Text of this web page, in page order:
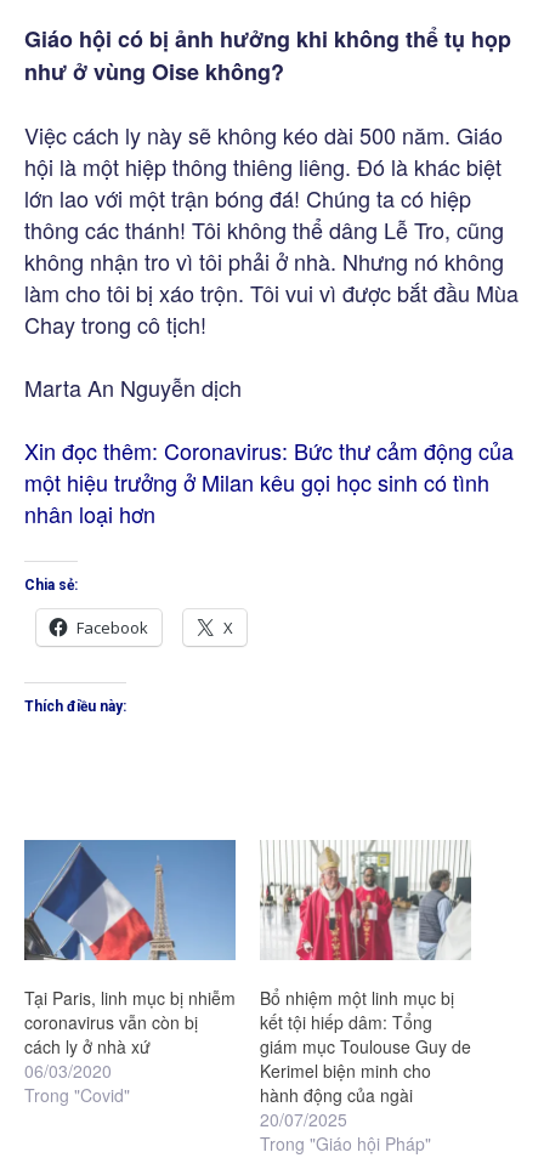
Giáo hội có bị ảnh hưởng khi không thể tụ họp
như ở vùng Oise không?
Việc cách ly này sẽ không kéo dài 500 năm. Giáo
hội là một hiệp thông thiêng liêng. Đó là khác biệt
lớn lao với một trận bóng đá! Chúng ta có hiệp
thông các thánh! Tôi không thể dâng Lễ Tro, cũng
không nhận tro vì tôi phải ở nhà. Nhưng nó không
làm cho tôi bị xáo trộn. Tôi vui vì được bắt đầu Mùa
Chay trong cô tịch!
Marta An Nguyễn dịch
Xin đọc thêm: Coronavirus: Bức thư cảm động của
một hiệu trưởng ở Milan kêu gọi học sinh có tình
nhân loại hơn
Chia sẻ:
Facebook X
Thích điều này:
Tại Paris, linh mục bị nhiễm
coronavirus vẫn còn bị
cách ly ở nhà xứ
06/03/2020
Trong "Covid"
Bổ nhiệm một linh mục bị
kết tội hiếp dâm: Tổng
giám mục Toulouse Guy de
Kerimel biện minh cho
hành động của ngài
20/07/2025
Trong "Giáo hội Pháp"